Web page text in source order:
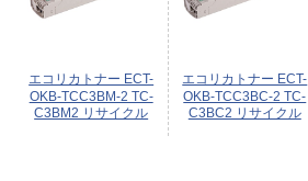
エコリカトナー ECT-
OKB-TCC3BM-2 TC-
C3BM2 リサイクル
エコリカトナー ECT-
OKB-TCC3BC-2 TC-
C3BC2 リサイクル